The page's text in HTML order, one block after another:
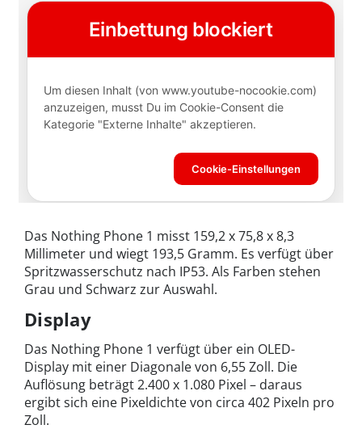
Das Nothing Phone 1 misst 159,2 x 75,8 x 8,3
Millimeter und wiegt 193,5 Gramm. Es verfügt über
Spritzwasserschutz nach IP53. Als Farben stehen
Grau und Schwarz zur Auswahl.
Display
Das Nothing Phone 1 verfügt über ein OLED-
Display mit einer Diagonale von 6,55 Zoll. Die
Auflösung beträgt 2.400 x 1.080 Pixel – daraus
ergibt sich eine Pixeldichte von circa 402 Pixeln pro
Zoll.